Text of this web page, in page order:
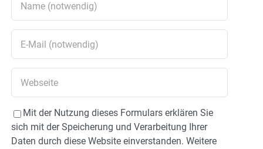
Mit der Nutzung dieses Formulars erklären Sie
sich mit der Speicherung und Verarbeitung Ihrer
Daten durch diese Website einverstanden. Weitere